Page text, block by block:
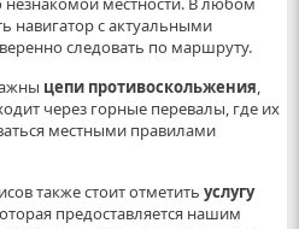
навигатор с актуальными
следовать по маршруту.
цепи противоскольжения,
через горные перевалы, где их
местными правилами
также стоит отметить услугу
предоставляется нашим